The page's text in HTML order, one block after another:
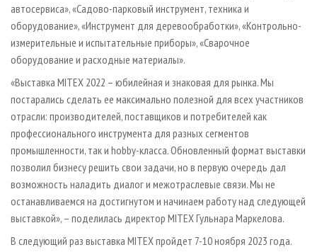
автосервиса», «Садово-парковый инструмент, техника и
оборудование», «Инструмент для деревообработки», «Контрольно-
измерительные и испытательные приборы», «Сварочное
оборудование и расходные материалы».
«Выставка MITEX 2022 – юбилейная и знаковая для рынка. Мы
постарались сделать ее максимально полезной для всех участников
отрасли: производителей, поставщиков и потребителей как
профессионального инструмента для разных сегментов
промышленности, так и hobby-класса. Обновленный формат выставки
позволил бизнесу решить свои задачи, но в первую очередь дал
возможность наладить диалог и межотраслевые связи. Мы не
останавливаемся на достигнутом и начинаем работу над следующей
выставкой», – поделилась директор MITEX Гульнара Маркелова.
В следующий раз выставка MITEX пройдет 7-10 ноября 2023 года.